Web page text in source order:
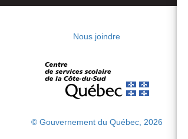
Nous joindre
© Gouvernement du Québec, 2026